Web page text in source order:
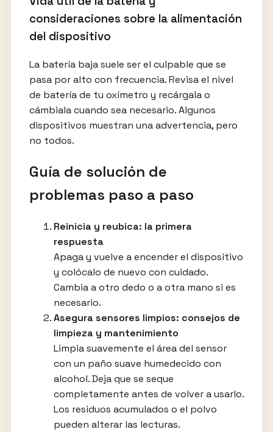
consideraciones sobre la alimentación
del dispositivo
La batería baja suele ser el culpable que se
pasa por alto con frecuencia. Revisa el nivel
de batería de tu oxímetro y recárgala o
cámbiala cuando sea necesario. Algunos
dispositivos muestran una advertencia, pero
no todos.
Guía de solución de
problemas paso a paso
Reinicia y reubica: la primera
respuesta
Apaga y vuelve a encender el dispositivo
y colócalo de nuevo con cuidado.
Cambia a otro dedo o a otra mano si es
necesario.
Asegura sensores limpios: consejos de
limpieza y mantenimiento
Limpia suavemente el área del sensor
con un paño suave humedecido con
alcohol. Deja que se seque
completamente antes de volver a usarlo.
Los residuos acumulados o el polvo
pueden alterar las lecturas.